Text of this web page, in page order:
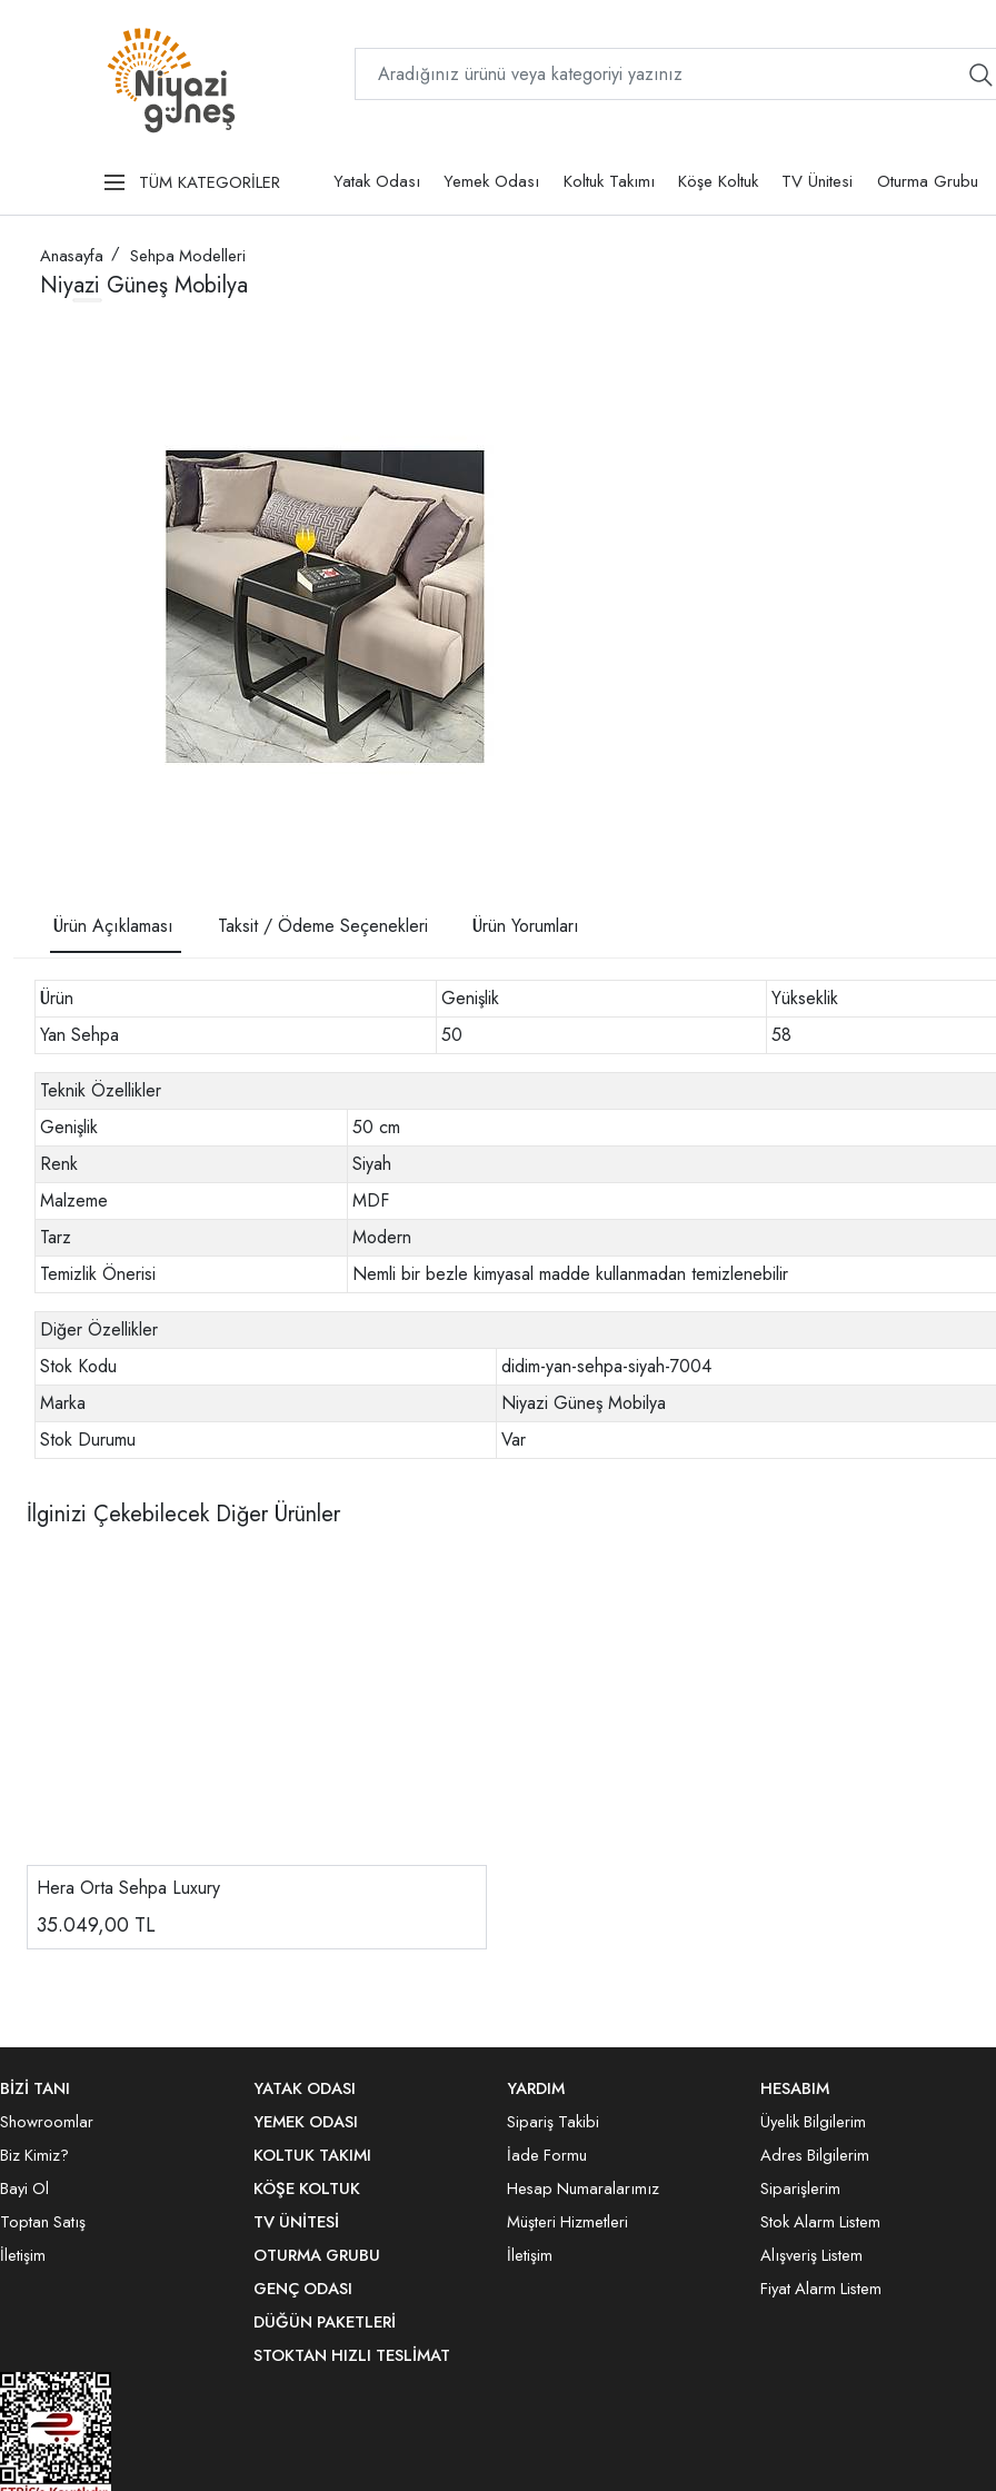
TÜM KATEGORİLER Yatak Odası Yemek Odası Koltuk Takımı Köşe Koltuk TV Ünitesi Oturma Grubu
Anasayfa Sehpa Modelleri
Niyazi Güneş Mobilya
Ürün Açıklaması Taksit / Ödeme Seçenekleri Ürün Yorumları
Ürün Genişlik Yükseklik
Yan Sehpa
50 58
Teknik Özellikler
Genişlik
50 cm
Renk
Siyah
Malzeme
MDF
Tarz
Modern
Temizlik Önerisi
Nemli bir bezle kimyasal madde kullanmadan temizlenebilir
Diğer Özellikler
Stok Kodu
didim-yan-sehpa-siyah-7004
Marka
Niyazi Güneş Mobilya
Stok Durumu
Var
İlginizi Çekebilecek Diğer Ürünler
Hera Orta Sehpa Luxury
35.049,00 TL
BİZİ TANI
Showroomlar
Biz Kimiz?
Bayi Ol
Toptan Satış
İletişim
YATAK ODASI
YEMEK ODASI
KOLTUK TAKIMI
KÖŞE KOLTUK
TV ÜNITESI
OTURMA GRUBU
GENÇ ODASI
DÜĞÜN PAKETLERI
STOKTAN HIZLI TESLIMAT
YARDIM
Sipariş Takibi
İade Formu
Hesap Numaralarımız
Müşteri Hizmetleri
İletişim
HESABIM
Üyelik Bilgilerim
Adres Bilgilerim
Siparişlerim
Stok Alarm Listem
Alışveriş Listem
Fiyat Alarm Listem